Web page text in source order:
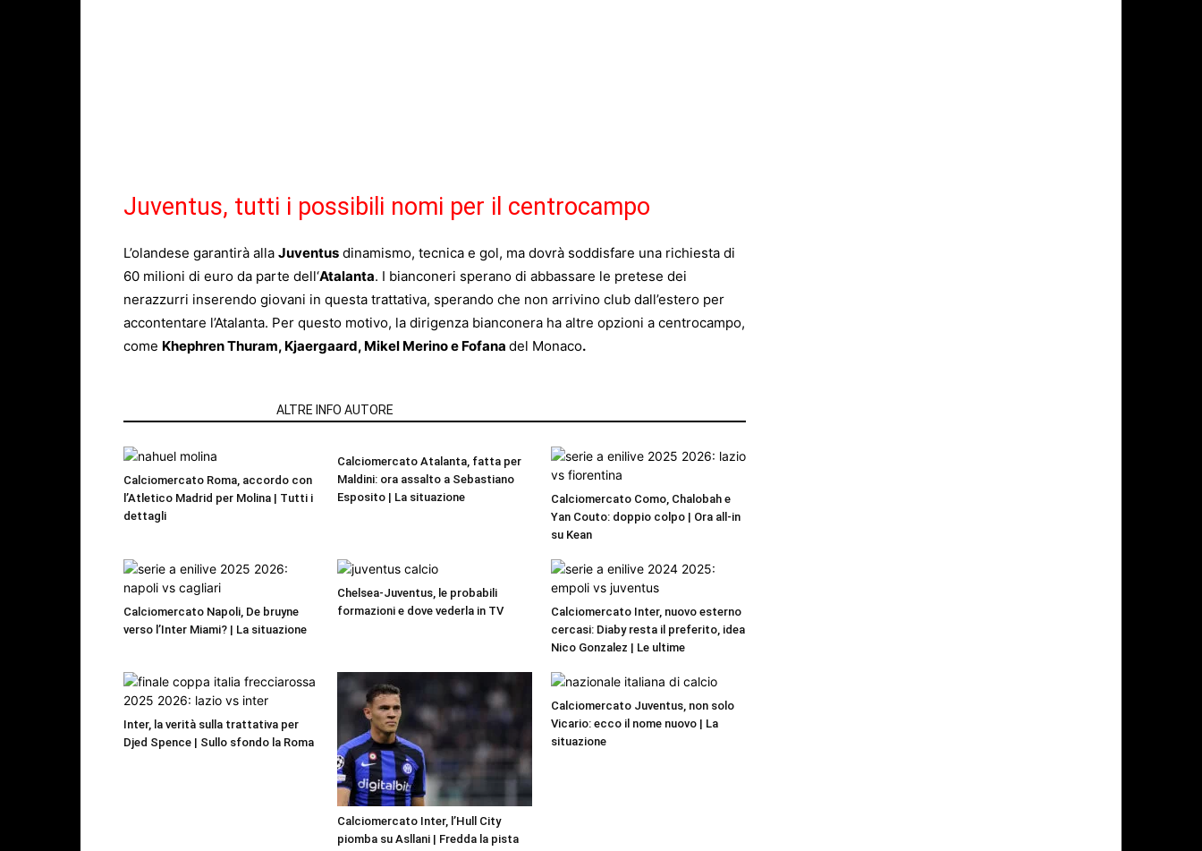
Juventus, tutti i possibili nomi per il centrocampo
L’olandese garantirà alla Juventus dinamismo, tecnica e gol, ma dovrà soddisfare una richiesta di
60 milioni di euro da parte dell‘Atalanta. I bianconeri sperano di abbassare le pretese dei
nerazzurri inserendo giovani in questa trattativa, sperando che non arrivino club dall’estero per
accontentare l’Atalanta. Per questo motivo, la dirigenza bianconera ha altre opzioni a centrocampo,
come Khephren Thuram, Kjaergaard, Mikel Merino e Fofana del Monaco.
ALTRE INFO AUTORE
Calciomercato Roma, accordo con
l’Atletico Madrid per Molina | Tutti i
dettagli
Calciomercato Atalanta, fatta per
Maldini: ora assalto a Sebastiano
Esposito | La situazione
Calciomercato Como, Chalobah e
Yan Couto: doppio colpo | Ora all-in
su Kean
Calciomercato Napoli, De bruyne
verso l’Inter Miami? | La situazione
Chelsea-Juventus, le probabili
formazioni e dove vederla in TV
Calciomercato Inter, nuovo esterno
cercasi: Diaby resta il preferito, idea
Nico Gonzalez | Le ultime
Inter, la verità sulla trattativa per
Djed Spence | Sullo sfondo la Roma
Calciomercato Inter, l’Hull City
piomba su Asllani | Fredda la pista
Calciomercato Juventus, non solo
Vicario: ecco il nome nuovo | La
situazione